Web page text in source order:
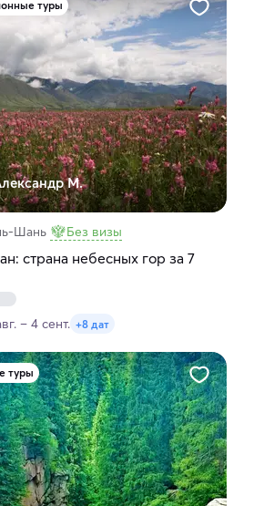
туры
М.
Шань Без визы
страна небесных гор за 7
– 4 сент. +8 дат
туры